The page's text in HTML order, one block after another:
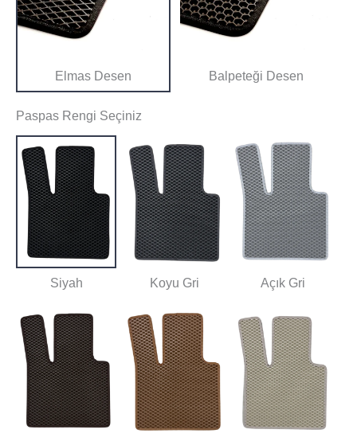
Elmas Desen Balpeteği Desen
Paspas Rengi Seçiniz
Siyah Koyu Gri Açık Gri